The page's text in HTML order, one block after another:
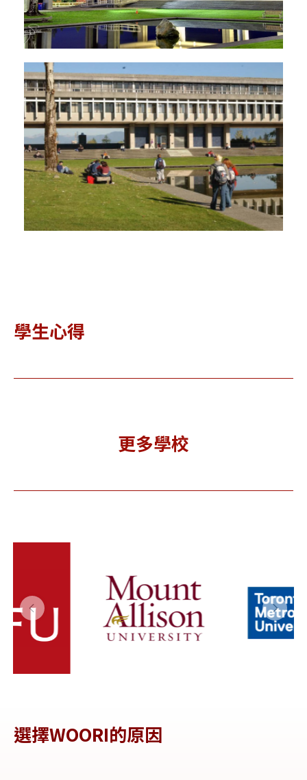
學生心得
更多學校
tan
大學
Universit
Guelph 貴
y
選擇WOORI的原因